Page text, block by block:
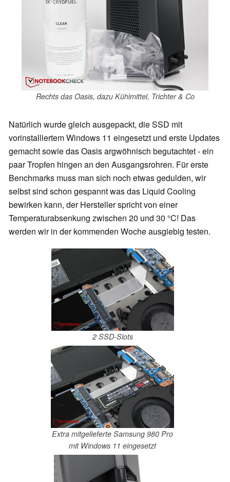
Rechts das Oasis, dazu Kühlmittel, Trichter & Co
Natürlich wurde gleich ausgepackt, die SSD mit
vorinstalliertem Windows 11 eingesetzt und erste Updates
gemacht sowie das Oasis argwöhnisch begutachtet - ein
paar Tropfen hingen an den Ausgangsrohren. Für erste
Benchmarks muss man sich noch etwas gedulden, wir
selbst sind schon gespannt was das Liquid Cooling
bewirken kann, der Hersteller spricht von einer
Temperaturabsenkung zwischen 20 und 30 °C! Das
werden wir in der kommenden Woche ausgiebig testen.
2 SSD-Slots
Extra mitgelieferte Samsung 980 Pro
mit Windows 11 eingesetzt